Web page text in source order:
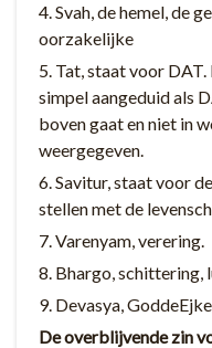
4. Svah, de hemel, de
oorzakelijke
5. Tat, staat voor
simpel aangeduid als
boven gaat en niet in
weergegeven.
6. Savitur, staat voor
stellen met de
7. Varenyam, verering.
8. Bhargo, schittering,
9. Devasya,
De overblijvende zin